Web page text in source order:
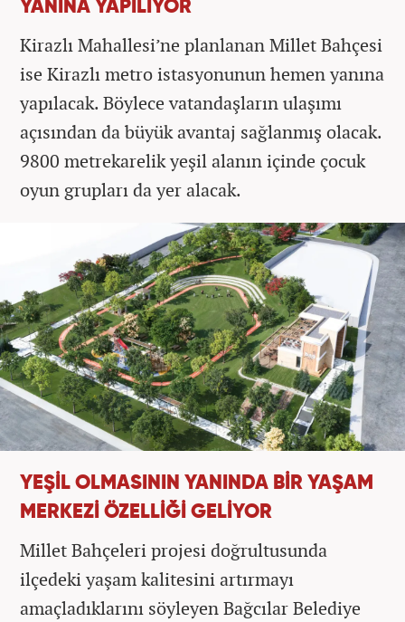
YANINA YAPILIYOR
Kirazlı Mahallesi’ne planlanan Millet Bahçesi
ise Kirazlı metro istasyonunun hemen yanına
yapılacak. Böylece vatandaşların ulaşımı
açısından da büyük avantaj sağlanmış olacak.
9800 metrekarelik yeşil alanın içinde çocuk
oyun grupları da yer alacak.
YEŞİL OLMASININ YANINDA BİR YAŞAM
MERKEZİ ÖZELLİĞİ GELİYOR
Millet Bahçeleri projesi doğrultusunda
ilçedeki yaşam kalitesini artırmayı
amaçladıklarını söyleyen Bağcılar Belediye